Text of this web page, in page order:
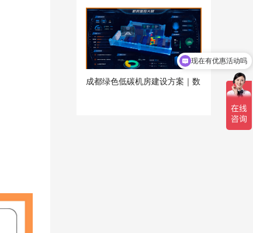
成都绿色低碳机房建设方案｜数
可以介绍下你们的产品么
现在有优惠活动吗